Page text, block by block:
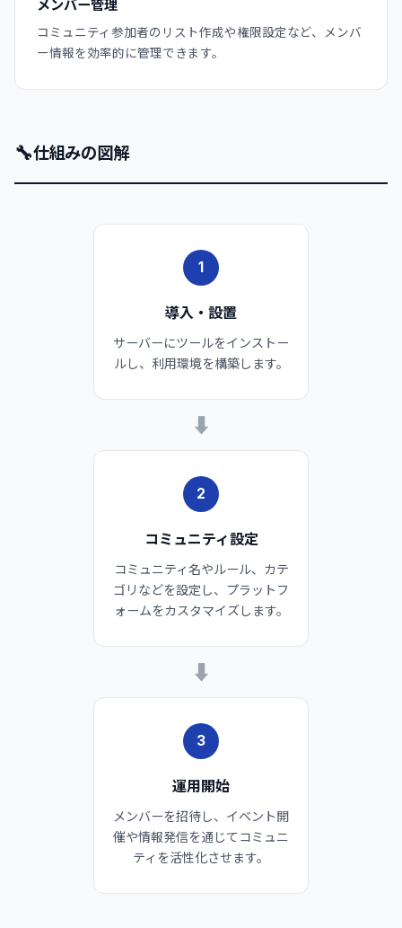
メンバー管理
コミュニティ参加者のリスト作成や権限設定など、メンバ
ー情報を効率的に管理できます。
🔧仕組みの図解
1
導入・設置
サーバーにツールをインストー
ルし、利用環境を構築します。
➡
2
コミュニティ設定
コミュニティ名やルール、カテ
ゴリなどを設定し、プラットフ
ォームをカスタマイズします。
➡
3
運用開始
メンバーを招待し、イベント開
催や情報発信を通じてコミュニ
ティを活性化させます。